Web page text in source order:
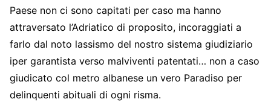
Paese non ci sono capitati per caso ma hanno
attraversato l’Adriatico di proposito, incoraggiati a
farlo dal noto lassismo del nostro sistema giudiziario
iper garantista verso malviventi patentati… non a caso
giudicato col metro albanese un vero Paradiso per
delinquenti abituali di ogni risma.